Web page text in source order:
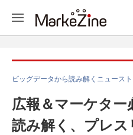
ビッグデータから読み解くニュース
広報＆マーケタ
読み解く、プレ